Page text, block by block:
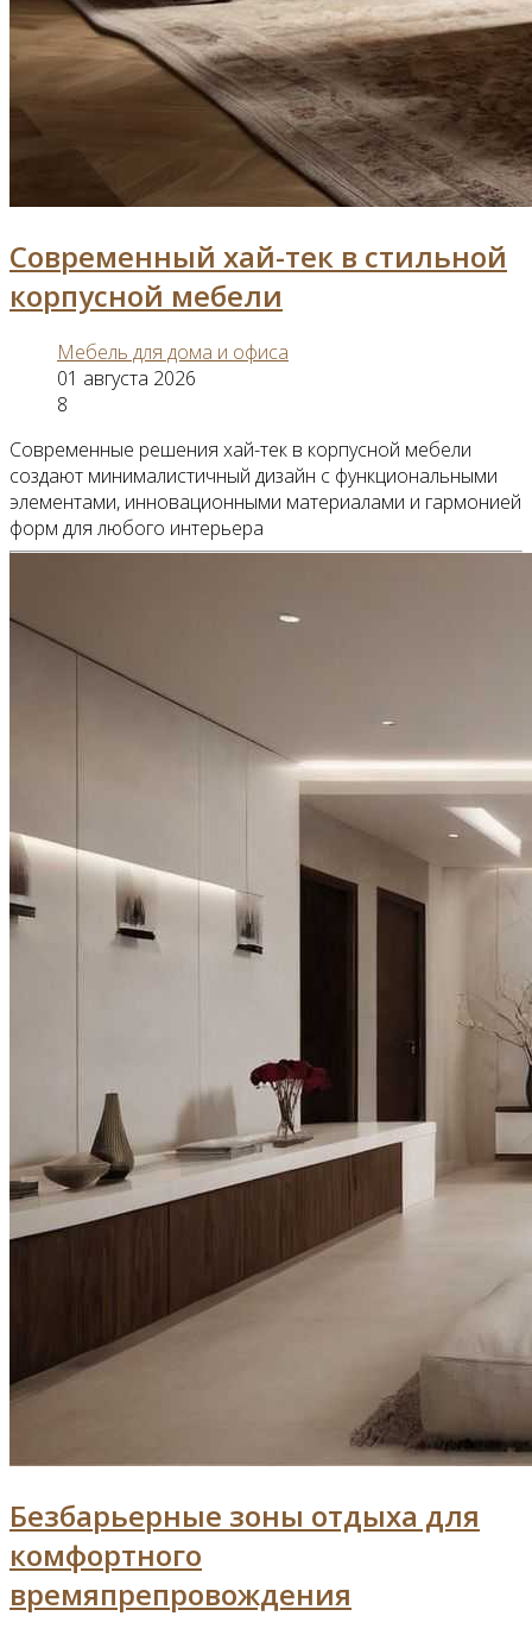
Современный хай-тек в стильной
корпусной мебели
Мебель для дома и офиса
01 августа 2026
8
Современные решения хай-тек в корпусной мебели
создают минималистичный дизайн с функциональными
элементами, инновационными материалами и гармонией
форм для любого интерьера
Безбарьерные зоны отдыха для
комфортного
времяпрепровождения